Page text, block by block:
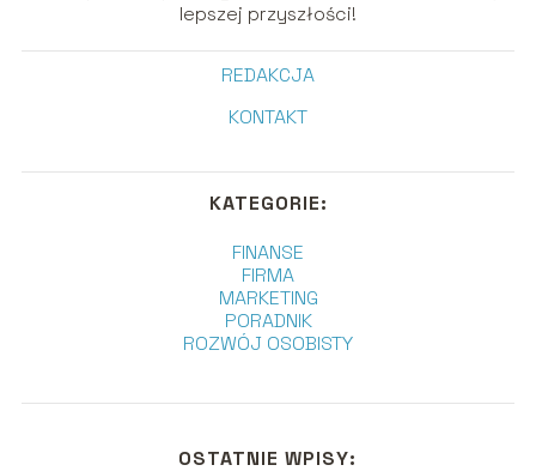
lepszej przyszłości!
REDAKCJA
KONTAKT
KATEGORIE:
FINANSE
FIRMA
MARKETING
PORADNIK
ROZWÓJ OSOBISTY
OSTATNIE WPISY: